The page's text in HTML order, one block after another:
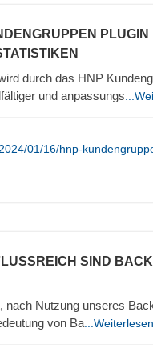
PLUGIN
durch das HNP
und anpassungs
01/16/hnp-
SIND
nach Nutzung unseres
von Ba ...Weiterlesen